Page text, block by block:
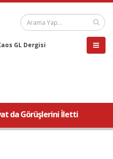
GL Dergisi
da Görüşlerini İletti